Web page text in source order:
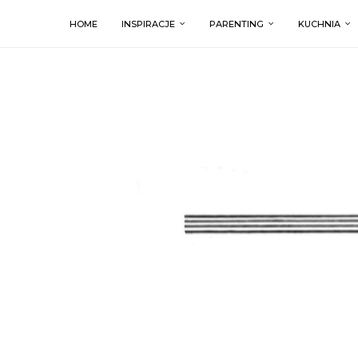
HOME INSPIRACJE PARENTING KUCHNIA